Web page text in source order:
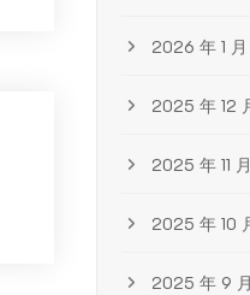
2026 年 1 月
2025 年 12
2025 年 11 月
2025 年 10
2025 年 9 月